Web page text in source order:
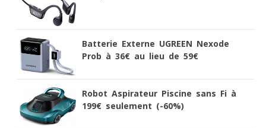
Batterie Externe UGREEN Nexode
Prob à 36€ au lieu de 59€
Robot Aspirateur Piscine sans Fi à
199€ seulement (-60%)